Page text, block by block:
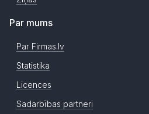
Par mums
Par Firmas.lv
Statistika
Licences
Sadarbības partneri